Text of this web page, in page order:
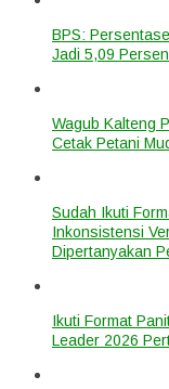
BPS:
Jadi 5,09
Wagub Kalteng
Cetak Petani
Sudah Ikuti
Inkonsistensi
Dipertanyakan
Ikuti Format
Leader 2026